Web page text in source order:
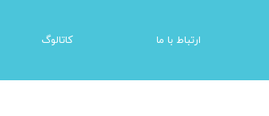
ارتباط با ما کاتالوگ